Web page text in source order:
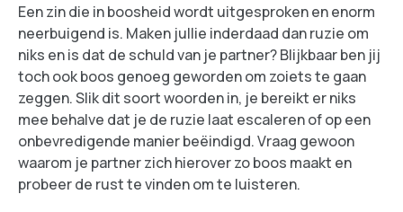
Een zin die in boosheid wordt uitgesproken en enorm
neerbuigend is. Maken jullie inderdaad dan ruzie om
niks en is dat de schuld van je partner? Blijkbaar ben jij
toch ook boos genoeg geworden om zoiets te gaan
zeggen. Slik dit soort woorden in, je bereikt er niks
mee behalve dat je de ruzie laat escaleren of op een
onbevredigende manier beëindigd. Vraag gewoon
waarom je partner zich hierover zo boos maakt en
probeer de rust te vinden om te luisteren.